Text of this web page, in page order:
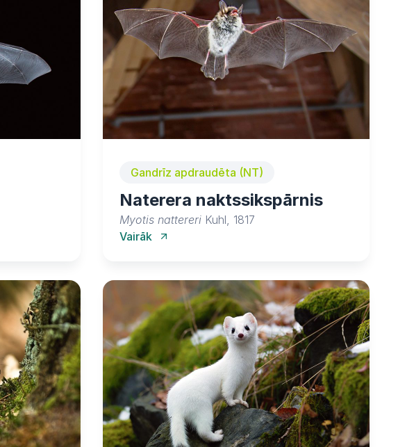
Gandrīz apdraudēta (NT)
Naterera naktssikspārnis
Myotis nattereri Kuhl, 1817
Vairāk